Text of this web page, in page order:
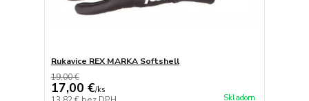
Rukavice REX MARKA Softshell
19,00 €
17,00 €/ks
Skladom